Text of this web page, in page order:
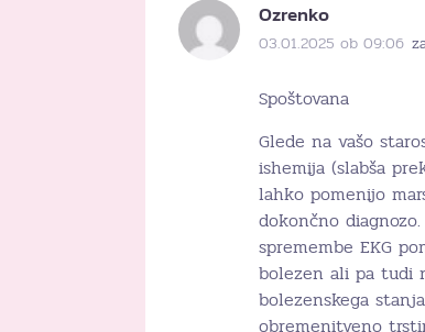
Ozrenko
03.01.2025 ob 09:06
Spoštovana
Glede na vašo
ishemija (slabša
lahko pomenijo
dokončno
spremembe EKG
bolezen ali pa tudi
bolezenskega
obremenitveno